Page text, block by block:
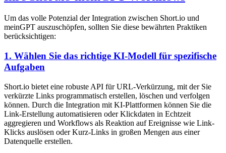
Um das volle Potenzial der Integration zwischen Short.io und
meinGPT auszuschöpfen, sollten Sie diese bewährten Praktiken
berücksichtigen:
1. Wählen Sie das richtige KI-Modell für spezifische
Aufgaben
Short.io bietet eine robuste API für URL-Verkürzung, mit der Sie
verkürzte Links programmatisch erstellen, löschen und verfolgen
können. Durch die Integration mit KI-Plattformen können Sie die
Link-Erstellung automatisieren oder Klickdaten in Echtzeit
aggregieren und Workflows als Reaktion auf Ereignisse wie Link-
Klicks auslösen oder Kurz-Links in großen Mengen aus einer
Datenquelle erstellen.